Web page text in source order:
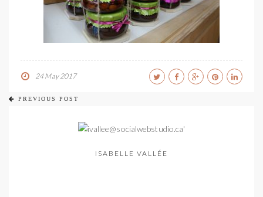
24 May 2017
PREVIOUS POST
ISABELLE VALLÉE